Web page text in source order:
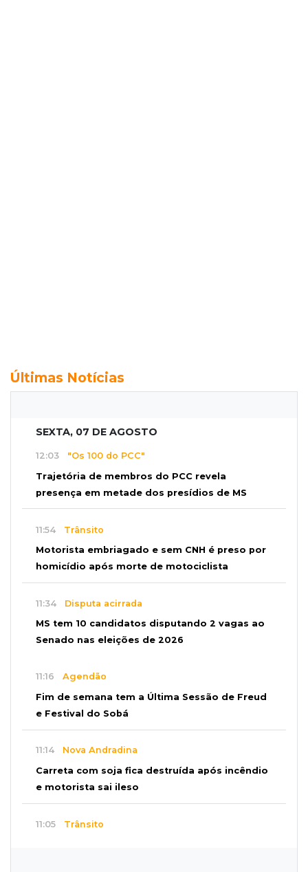
Últimas Notícias
SEXTA, 07 DE AGOSTO
12:03 "Os 100 do PCC"
Trajetória de membros do PCC revela
presença em metade dos presídios de MS
11:54 Trânsito
Motorista embriagado e sem CNH é preso por
homicídio após morte de motociclista
11:34 Disputa acirrada
MS tem 10 candidatos disputando 2 vagas ao
Senado nas eleições de 2026
11:16 Agendão
Fim de semana tem a Última Sessão de Freud
e Festival do Sobá
11:14 Nova Andradina
Carreta com soja fica destruída após incêndio
e motorista sai ileso
11:05 Trânsito